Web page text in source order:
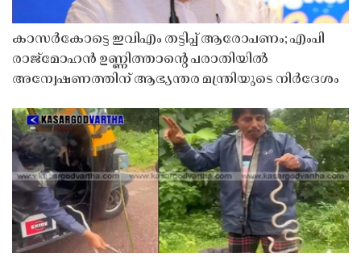
കാസർകോട്ടെ ഇവിഎം തട്ടിപ്പ് ആരോപണം; എംപി
രാജ്‌മോഹൻ ഉണ്ണിത്താന്റെ പരാതിയിൽ
അന്വേഷണത്തിന് ആഭ്യന്തര മന്ത്രിയുടെ നിർദേശം